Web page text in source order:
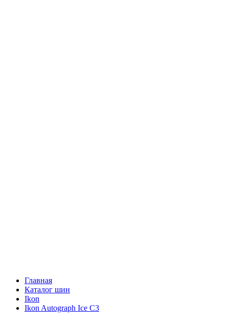
Главная
Каталог шин
Ikon
Ikon Autograph Ice C3